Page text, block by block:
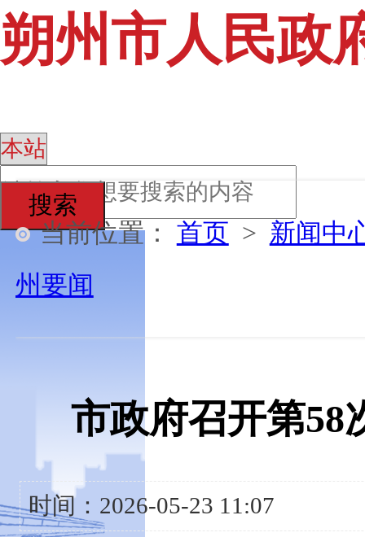
朔州市人民政
搜索
当前位置： 首页 > 新闻中
州要闻
市政府召开第58
时间：2026-05-23 11:07